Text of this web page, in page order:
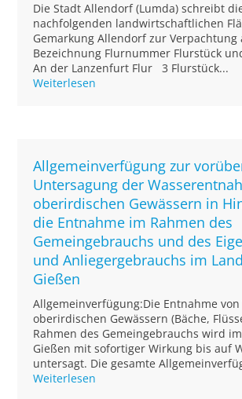
Die Stadt Allendorf (Lumda) schreibt
nachfolgenden landwirtschaftlichen
Gemarkung Allendorf zur Verpachtung
Bezeichnung Flurnummer Flurstück
An der Lanzenfurt Flur 3 Flurstück...
Weiterlesen
Allgemeinverfügung zur
Untersagung der
oberirdischen Gewässern in
die Entnahme im Rahmen des
Gemeingebrauchs und des
und Anliegergebrauchs im
Gießen
Allgemeinverfügung:Die Entnahme von
oberirdischen Gewässern (Bäche,
Rahmen des Gemeingebrauchs wird
Gießen mit sofortiger Wirkung bis auf
untersagt. Die gesamte
Weiterlesen